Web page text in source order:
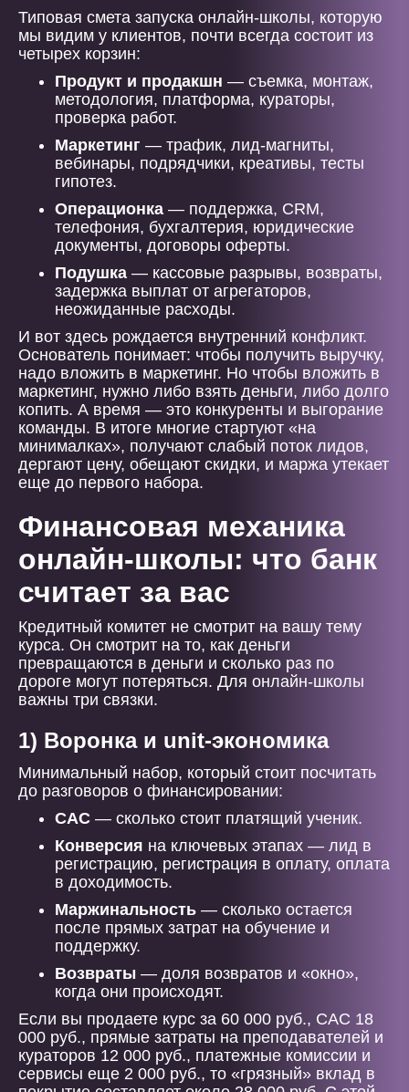
Типовая смета запуска онлайн-школы, которую
мы видим у клиентов, почти всегда состоит из
четырех корзин:
Продукт и продакшн — съемка, монтаж,
методология, платформа, кураторы,
проверка работ.
Маркетинг — трафик, лид-магниты,
вебинары, подрядчики, креативы, тесты
гипотез.
Операционка — поддержка, CRM,
телефония, бухгалтерия, юридические
документы, договоры оферты.
Подушка — кассовые разрывы, возвраты,
задержка выплат от агрегаторов,
неожиданные расходы.
И вот здесь рождается внутренний конфликт.
Основатель понимает: чтобы получить выручку,
надо вложить в маркетинг. Но чтобы вложить в
маркетинг, нужно либо взять деньги, либо долго
копить. А время — это конкуренты и выгорание
команды. В итоге многие стартуют «на
минималках», получают слабый поток лидов,
дергают цену, обещают скидки, и маржа утекает
еще до первого набора.
Финансовая механика
онлайн-школы: что банк
считает за вас
Кредитный комитет не смотрит на вашу тему
курса. Он смотрит на то, как деньги
превращаются в деньги и сколько раз по
дороге могут потеряться. Для онлайн-школы
важны три связки.
1) Воронка и unit-экономика
Минимальный набор, который стоит посчитать
до разговоров о финансировании:
CAC — сколько стоит платящий ученик.
Конверсия на ключевых этапах — лид в
регистрацию, регистрация в оплату, оплата
в доходимость.
Маржинальность — сколько остается
после прямых затрат на обучение и
поддержку.
Возвраты — доля возвратов и «окно»,
когда они происходят.
Если вы продаете курс за 60 000 руб., CAC 18
000 руб., прямые затраты на преподавателей и
кураторов 12 000 руб., платежные комиссии и
сервисы еще 2 000 руб., то «грязный» вклад в